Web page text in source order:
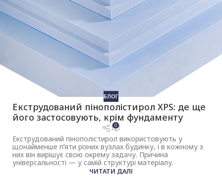
БЛОГ
Екструдований пінополістирол XPS: де ще
його застосовують, крім фундаменту
0
Eкструдований пінополістирол використовують у
щонайменше пʼяти різних вузлах будинку, і в кожному з
них він вирішує свою окрему задачу. Причина
універсальності — у самій структурі матеріалу.
ЧИТАТИ ДАЛІ